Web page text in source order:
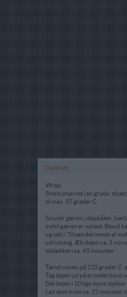
Opskrift
Wrap:
Smelt smørret i en gryde,
til max. 37 grader C.
Smuldr gæren i dejskålen,
indtil gæren er opløst. Bland
og salt i. Tilsæt det meste af
udrulning. Ælt dejen ca. 5
tildækket i ca. 45 minutter.
Tænd ovnen på 225 grader C.
Tag dejen ud på et melet bord
Del dejen i 10 lige store
Lad dem hvile ca. 15 minutter